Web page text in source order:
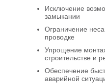
Исключение
замыкании
Ограничение
проводке
Упрощение
строительстве и
Обеспечение
аварийной